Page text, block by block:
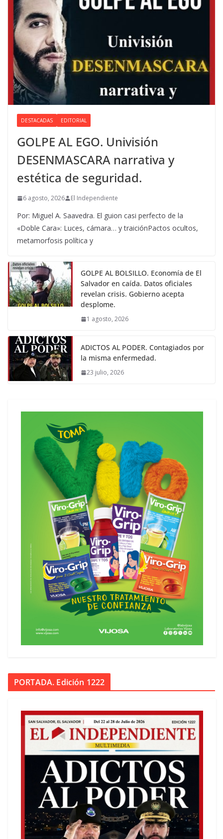
DESTACADAS EDITORIAL
GOLPE AL EGO. Univisión
DESENMASCARA narrativa y
estética de seguridad.
6 agosto, 2026 El Independiente
Por: Miguel A. Saavedra. El guion casi perfecto de la
«Doble Cara»: Luces, cámara… y traiciónPactos ocultos,
metamorfosis política y
GOLPE AL BOLSILLO. Economía de El
Salvador en caída. Datos oficiales
revelan crisis. Gobierno acepta
desplome.
1 agosto, 2026
ADICTOS AL PODER. Contagiados por
la misma enfermedad.
23 julio, 2026
PORTADA. Edición 1222